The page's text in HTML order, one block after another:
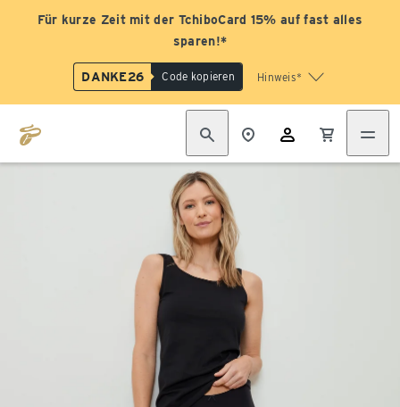
Für kurze Zeit mit der TchiboCard 15% auf fast alles
sparen!*
DANKE26 Code kopieren Hinweis*